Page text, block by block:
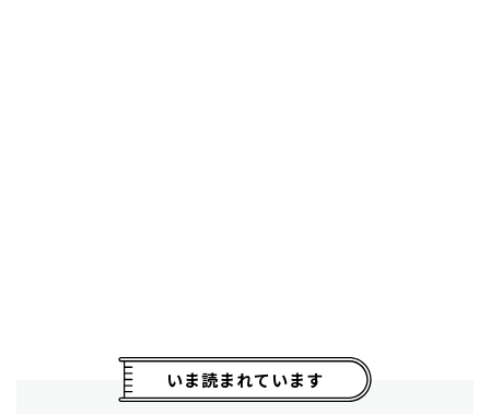
いま読まれています